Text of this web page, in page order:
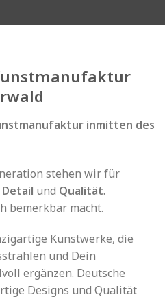
inmitten des
stehen wir für
und Qualität.
bemerkbar macht.
Kunstwerke, die
und Dein
ergänzen. Deutsche
Designs und Qualität